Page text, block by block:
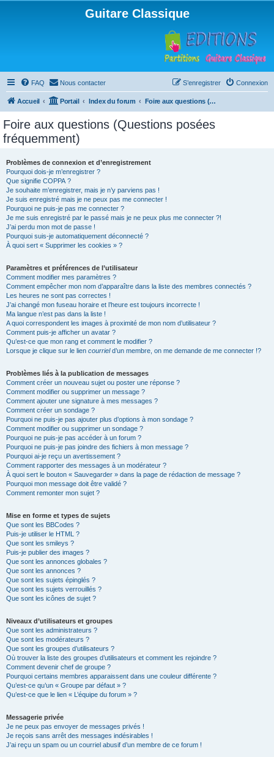
Guitare Classique
FAQ Nous contacter Connexion
S’enregistrer
Accueil Portail Index du forum Foire aux questions (Questions posées fréquemment)
Foire aux questions (Questions posées
fréquemment)
Problèmes de connexion et d’enregistrement
Pourquoi dois-je m’enregistrer ?
Que signifie COPPA ?
Je souhaite m’enregistrer, mais je n’y parviens pas !
Je suis enregistré mais je ne peux pas me connecter !
Pourquoi ne puis-je pas me connecter ?
Je me suis enregistré par le passé mais je ne peux plus me connecter ?!
J’ai perdu mon mot de passe !
Pourquoi suis-je automatiquement déconnecté ?
À quoi sert « Supprimer les cookies » ?
Paramètres et préférences de l’utilisateur
Comment modifier mes paramètres ?
Comment empêcher mon nom d’apparaître dans la liste des membres connectés ?
Les heures ne sont pas correctes !
J’ai changé mon fuseau horaire et l’heure est toujours incorrecte !
Ma langue n’est pas dans la liste !
A quoi correspondent les images à proximité de mon nom d’utilisateur ?
Comment puis-je afficher un avatar ?
Qu’est-ce que mon rang et comment le modifier ?
Lorsque je clique sur le lien courrield’un membre, on me demande de me connecter !?
Problèmes liés à la publication de messages
Comment créer un nouveau sujet ou poster une réponse ?
Comment modifier ou supprimer un message ?
Comment ajouter une signature à mes messages ?
Comment créer un sondage ?
Pourquoi ne puis-je pas ajouter plus d’options à mon sondage ?
Comment modifier ou supprimer un sondage ?
Pourquoi ne puis-je pas accéder à un forum ?
Pourquoi ne puis-je pas joindre des fichiers à mon message ?
Pourquoi ai-je reçu un avertissement ?
Comment rapporter des messages à un modérateur ?
À quoi sert le bouton « Sauvegarder » dans la page de rédaction de message ?
Pourquoi mon message doit être validé ?
Comment remonter mon sujet ?
Mise en forme et types de sujets
Que sont les BBCodes ?
Puis-je utiliser le HTML ?
Que sont les smileys ?
Puis-je publier des images ?
Que sont les annonces globales ?
Que sont les annonces ?
Que sont les sujets épinglés ?
Que sont les sujets verrouillés ?
Que sont les icônes de sujet ?
Niveaux d’utilisateurs et groupes
Que sont les administrateurs ?
Que sont les modérateurs ?
Que sont les groupes d’utilisateurs ?
Où trouver la liste des groupes d’utilisateurs et comment les rejoindre ?
Comment devenir chef de groupe ?
Pourquoi certains membres apparaissent dans une couleur différente ?
Qu’est-ce qu’un « Groupe par défaut » ?
Qu’est-ce que le lien « L’équipe du forum » ?
Messagerie privée
Je ne peux pas envoyer de messages privés !
Je reçois sans arrêt des messages indésirables !
J’ai reçu un spam ou un courriel abusif d’un membre de ce forum !